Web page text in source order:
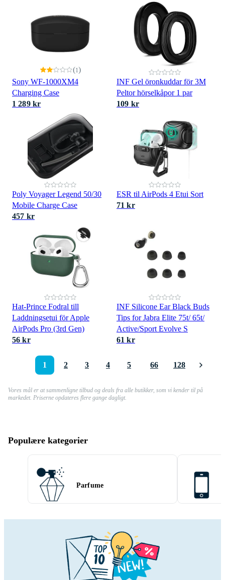
Sony WF-1000XM4
Charging Case
(1)
1 289 kr
INF Gel öronkuddar för 3M
Peltor hörselkåpor 1 par
109 kr
Poly Voyager Legend 50/30
Mobile Charge Case
457 kr
ESR til AirPods 4 Etui Sort
71 kr
Hat-Prince Fodral till
Laddningsetui för Apple
AirPods Pro (3rd Gen)
56 kr
INF Silicone Ear Black Buds
Tips for Jabra Elite 75t/ 65t/
Active/Sport Evolve S
61 kr
1 2 3 4 5 66 128
Vores mål er at sammenligne tilbud og deals fra alle butikker, som vi kender til på
markedet. Priserne opdateres flere gange dagligt.
Populære kategorier
Parfume